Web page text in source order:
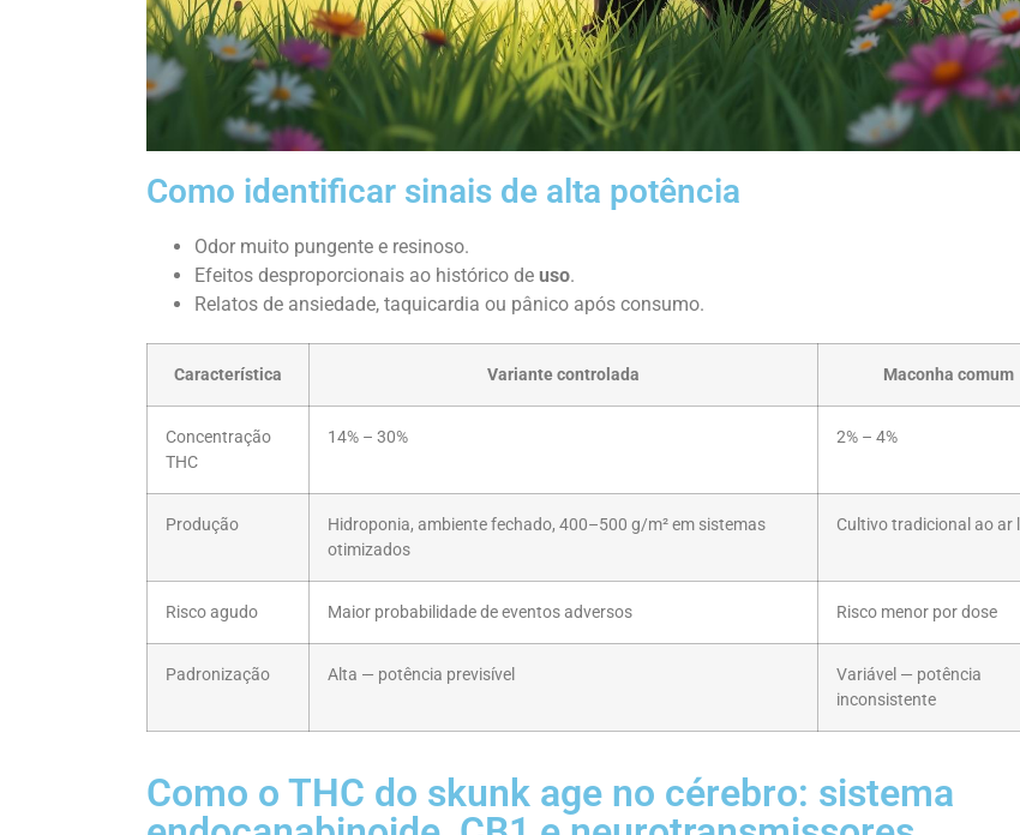
Como identificar sinais de alta potência
Odor muito pungente e resinoso.
Efeitos desproporcionais ao histórico de uso.
Relatos de ansiedade, taquicardia ou pânico após consumo.
Característica Variante controlada Maconha comum
Concentração
THC
14% – 30% 2% – 4%
Produção
Hidroponia, ambiente fechado, 400–500 g/m² em sistemas
otimizados
Cultivo tradicional ao ar
Risco agudo Maior probabilidade de eventos adversos Risco menor por dose
Padronização Alta — potência previsível
Variável — potência
inconsistente
Como o THC do skunk age no cérebro: sistema